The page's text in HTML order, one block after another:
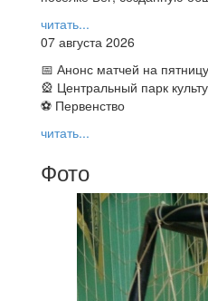
читать...
07 августа 2026
📅 Анонс матчей на
🎡 Центральный парк
⚽ Первенство
читать...
Фото